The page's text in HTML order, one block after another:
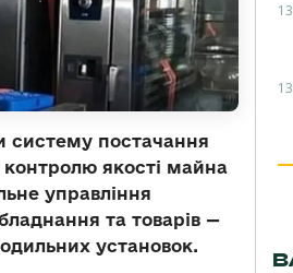
систему постачання
якості майна
управління
та товарів —
установок.